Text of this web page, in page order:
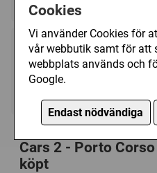
Cookies
Vi använder Cookies för
vår webbutik samt för att
webbplats används och
Google.
Endast nödvändiga
109 kr
Personer som har
Cars 2 - Porto
köpt